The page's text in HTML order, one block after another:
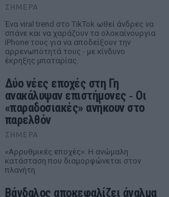
ΣΉΜΕΡΑ
Ένα viral trend στο TikTok ωθεί άνδρες να
σπάνε και να χαράζουν τα ολοκαίνουργια
iPhone τους για να αποδείξουν την
αρρενωπότητά τους - με κίνδυνο
έκρηξης μπαταρίας.
Δύο νέες εποχές στη Γη
ανακάλυψαν επιστήμονες ‑ Oι
«παραδοσιακές» ανήκουν στο
παρελθόν
ΣΉΜΕΡΑ
«Αρρυθμικές εποχές»: Η ανώμαλη
κατάσταση που διαμορφώνεται στον
πλανήτη
Βάνδαλος αποκεφαλίζει άγαλμα